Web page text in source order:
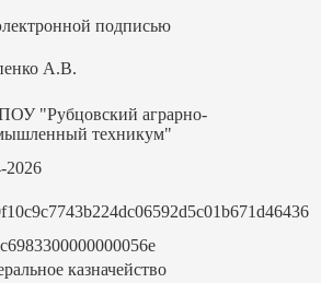
подписью
А.В.
"Рубцовский аграрно-
техникум"
2026
казначейство